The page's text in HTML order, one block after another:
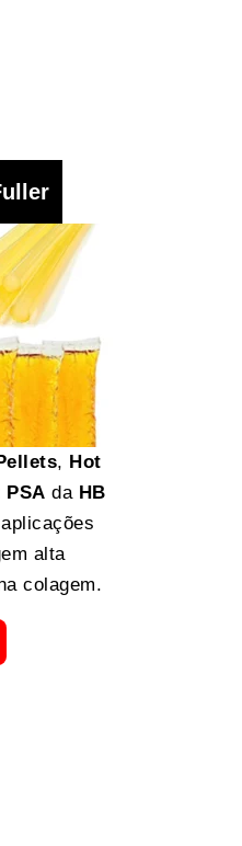
, Hot
PSA da HB
alta
colagem.